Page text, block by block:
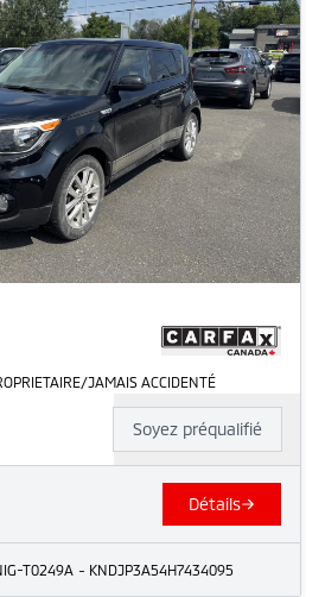
JAMAIS ACCIDENTÉ
Soyez préqualifié
Détails
T0249A - KNDJP3A54H7434095